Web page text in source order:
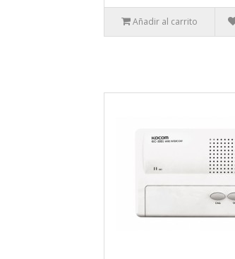
Añadir al carrito